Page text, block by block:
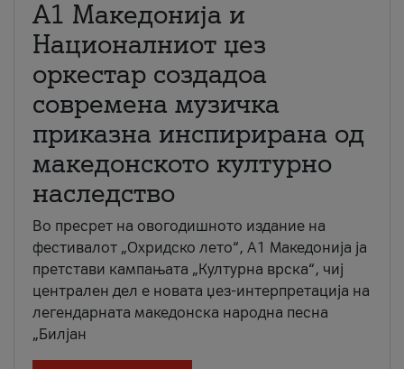
А1 Македонија и
Националниот џез
оркестар создадоа
современа музичка
приказна инспирирана од
македонското културно
наследство
Во пресрет на овогодишното издание на
фестивалот „Охридско лето“, А1 Македонија ја
претстави кампањата „Културна врска“, чиј
централен дел е новата џез-интерпретација на
легендарната македонска народна песна
„Билјан